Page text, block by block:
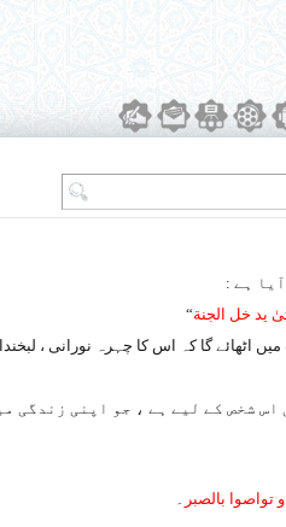
ہے :
ید خل الجنة“
اٹھائے گا کہ اس کا چہرہ نورانی ،
شخص کے لیے ہے ، جو اپنی زندگی
تواصوا بالصبر ۔